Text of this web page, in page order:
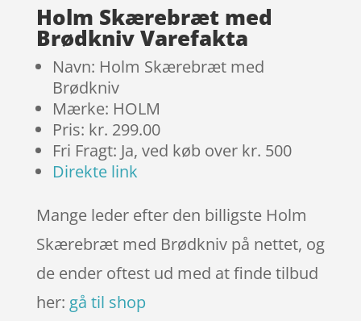
ømmels
er
Holm Skærebræt med
Brødkniv Varefakta
Navn: Holm Skærebræt med
Brødkniv
Mærke: HOLM
Pris: kr. 299.00
Fri Fragt: Ja, ved køb over kr. 500
Direkte link
Mange leder efter den billigste Holm
Skærebræt med Brødkniv på nettet, og
de ender oftest ud med at finde tilbud
her: gå til shop